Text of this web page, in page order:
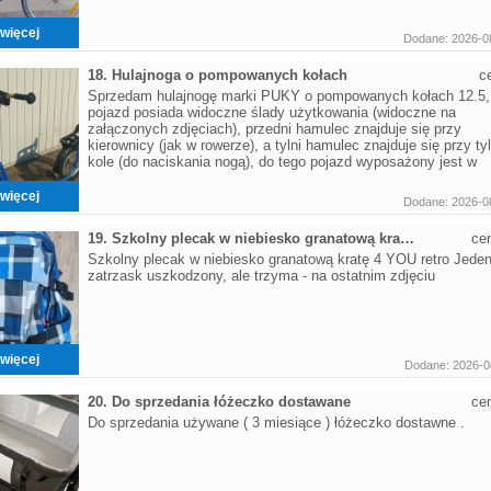
Dodane: 2026-
18. Hulajnoga o pompowanych kołach
Sprzedam hulajnogę marki PUKY o pompowanych kołach 12.5,
pojazd posiada widoczne ślady użytkowania (widoczne na
załączonych zdjęciach), przedni hamulec znajduje się przy
kierownicy (jak w rowerze), a tylni hamulec znajduje się przy
kole (do naciskania nogą), do tego pojazd wyposażony jest w
Dodane: 2026-
19. Szkolny plecak w niebiesko granatową kratę 4 YOU
Szkolny plecak w niebiesko granatową kratę 4 YOU retro Jeden
zatrzask uszkodzony, ale trzyma - na ostatnim zdjęciu
Dodane: 2026-
20. Do sprzedania łóżeczko dostawane
Do sprzedania używane ( 3 miesiące ) łóżeczko dostawne .